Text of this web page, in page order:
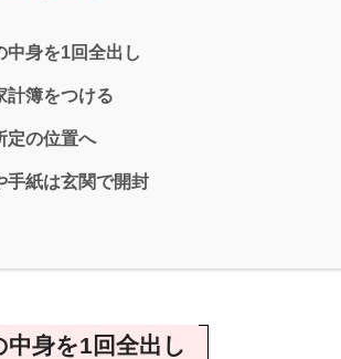
中身を1回全出し
計簿をつける
定の位置へ
手紙は玄関で開封
中身を1回全出し